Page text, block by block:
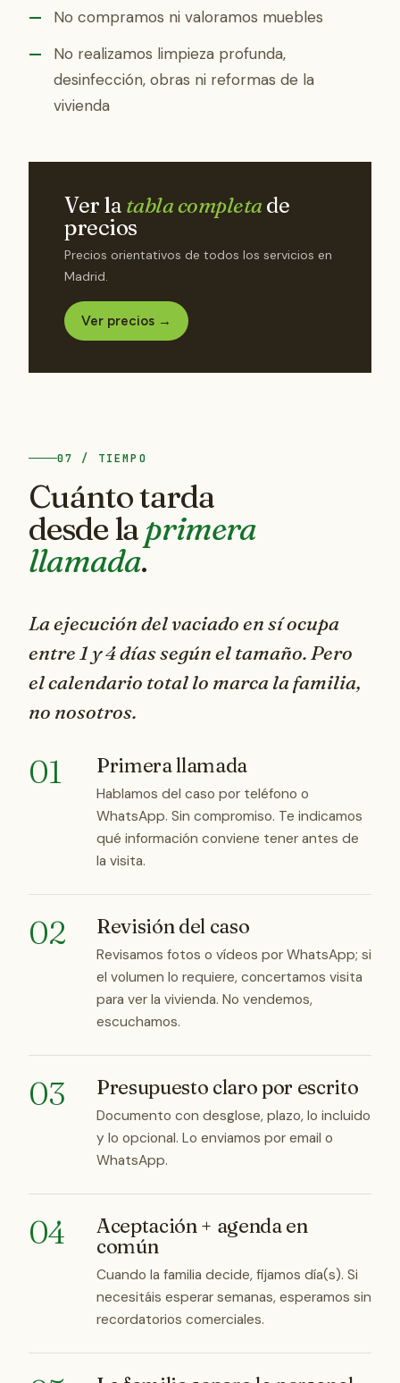
No compramos ni valoramos muebles
No realizamos limpieza profunda,
desinfección, obras ni reformas de la
vivienda
Ver la tabla completa de
precios
Precios orientativos de todos los servicios en
Madrid.
Ver precios →
07 / TIEMPO
Cuánto tarda
desde la primera
llamada.
La ejecución del vaciado en sí ocupa
entre 1 y 4 díassegún el tamaño. Pero
el calendario total lo marca la familia,
no nosotros.
01 Primera llamada
Hablamos del caso por teléfono o
WhatsApp. Sin compromiso. Te indicamos
qué información conviene tener antes de
la visita.
02 Revisión del caso
Revisamos fotos o vídeos por WhatsApp; si
el volumen lo requiere, concertamos visita
para ver la vivienda. No vendemos,
escuchamos.
03 Presupuesto claro por escrito
Documento con desglose, plazo, lo incluido
y lo opcional. Lo enviamos por email o
WhatsApp.
04
Aceptación + agenda en
común
Cuando la familia decide, fijamos día(s). Si
necesitáis esperar semanas, esperamos sin
recordatorios comerciales.